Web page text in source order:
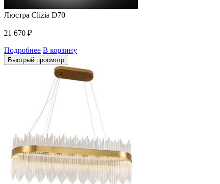
Люстра Clizia D70
21 670 ₽
Подробнее В корзину
Быстрый просмотр